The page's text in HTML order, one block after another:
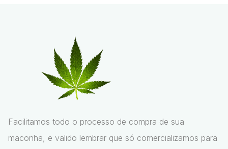
Facilitamos todo o processo de compra de sua
maconha, e valido lembrar que só comercializamos para